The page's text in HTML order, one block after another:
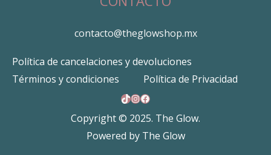
contacto@theglowshop.mx
Política de cancelaciones y devoluciones
Términos y condiciones
Política de Privacidad
TikTok
Instagram
Facebook
Copyright © 2025. The Glow.
Powered by The Glow